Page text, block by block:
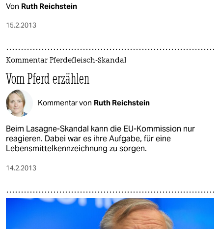
Von Ruth Reichstein
15.2.2013
Kommentar Pferdefleisch-Skandal
Vom Pferd erzählen
Kommentar von Ruth Reichstein
Beim Lasagne-Skandal kann die EU-Kommission nur
reagieren. Dabei war es ihre Aufgabe, für eine
Lebensmittelkennzeichnung zu sorgen.
14.2.2013